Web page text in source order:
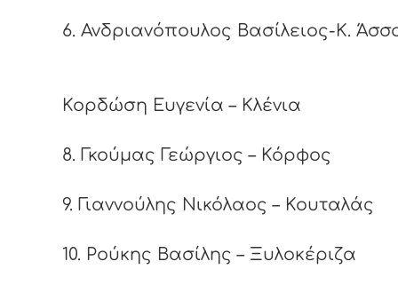
6. Ανδριανόπουλος Βασίλειος-K.
Κορδώση Ευγενία – Κλένια
8. Γκούμας Γεώργιος – Κόρφος
9. Γιαννούλης Νικόλαος – Κουταλάς
10. Ρούκης Βασίλης – Ξυλοκέριζα